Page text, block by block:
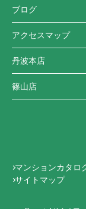
ブログ
アクセスマップ
丹波本店
篠山店
マンションカタロ
サイトマップ